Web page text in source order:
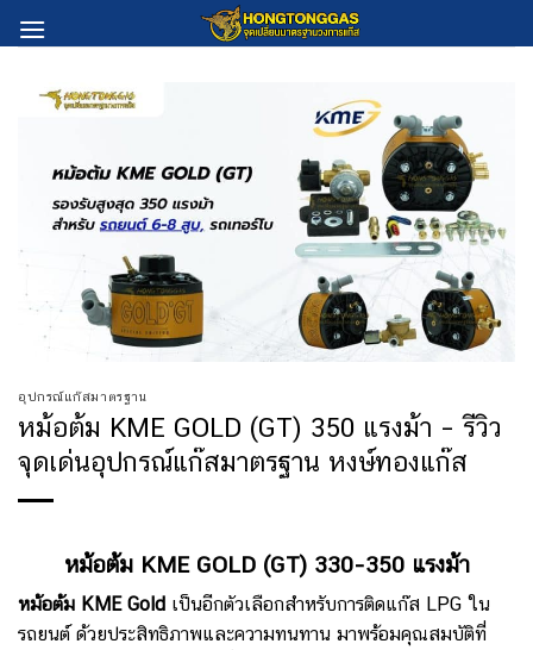
to
อุปกรณ์แก๊สมาตรฐาน
หม้อต้ม KME GOLD (GT) 350 แรงม้า – รีวิว
จุดเด่นอุปกรณ์แก๊สมาตรฐาน หงษ์ทองแก๊ส
หม้อต้ม KME GOLD (GT) 330-350 แรงม้า
หม้อต้ม KME Gold เป็นอีกตัวเลือกสำหรับการติดแก๊ส LPG ใน
รถยนต์ ด้วยประสิทธิภาพและความทนทาน มาพร้อมคุณสมบัติที่